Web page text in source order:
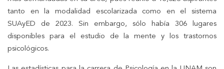
tanto en la modalidad escolarizada como en el sistema
SUAyED de 2023. Sin embargo, sólo había 306 lugares
disponibles para el estudio de la mente y los trastornos
psicológicos.